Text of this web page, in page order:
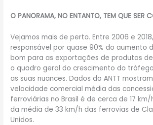
O PANORAMA, NO ENTANTO, TEM QUE SER
Vejamos mais de perto. Entre 2006 e
responsável por quase 90% do aumento
bom para as exportações de produtos
o quadro geral do crescimento do
as suas nuances. Dados da ANTT
velocidade comercial média das
ferroviárias no Brasil é de cerca de 17
da média de 33 km/h das ferrovias de
Unidos.